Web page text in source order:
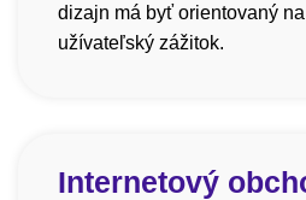
dizajn má byť orientovaný
užívateľský zážitok.
Internetový